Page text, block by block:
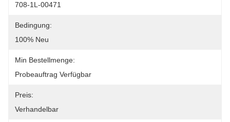
708-1L-00471
Bedingung:
100% Neu
Min Bestellmenge:
Probeauftrag Verfügbar
Preis:
Verhandelbar